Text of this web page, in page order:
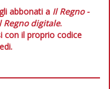
abbonati a Il Regno -
Regno digitale.
con il proprio codice